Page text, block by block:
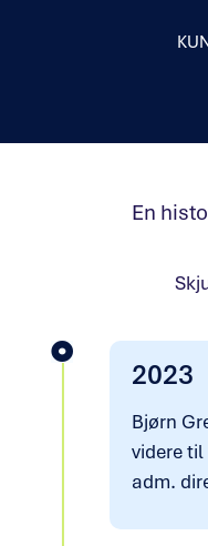
En
2023
Bjørn
videre
adm.